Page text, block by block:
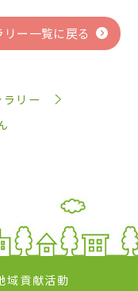
ー一覧に戻る
リー
域貢献活動